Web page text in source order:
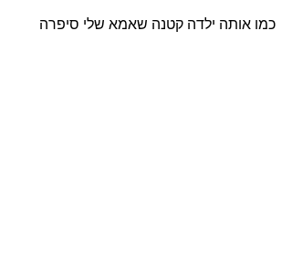
כמו אותה ילדה קטנה שאמא שלי סיפרה